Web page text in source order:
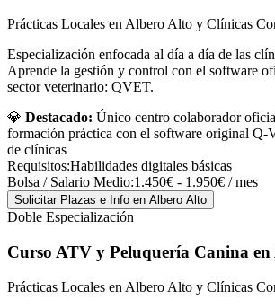
Prácticas Locales en Albero Alto y Clínicas
Especialización enfocada al día a día de las
Aprende la gestión y control con el software
sector veterinario: QVET.
💎 Destacado: Único centro colaborador
formación práctica con el software original Q-
de clínicas
Requisitos:Habilidades digitales básicas
Bolsa / Salario Medio:1.450€ - 1.950€ / mes
Solicitar Plazas e Info en Albero Alto
Doble Especialización
Curso ATV y Peluquería Canina
Prácticas Locales en Albero Alto y Clínicas